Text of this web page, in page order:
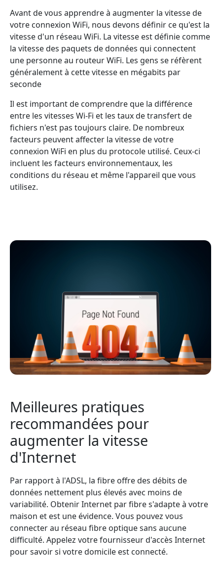
Avant de vous apprendre à augmenter la vitesse de
votre connexion WiFi, nous devons définir ce qu'est la
vitesse d'un réseau WiFi. La vitesse est définie comme
la vitesse des paquets de données qui connectent
une personne au routeur WiFi. Les gens se réfèrent
généralement à cette vitesse en mégabits par
seconde
Il est important de comprendre que la différence
entre les vitesses Wi-Fi et les taux de transfert de
fichiers n'est pas toujours claire. De nombreux
facteurs peuvent affecter la vitesse de votre
connexion WiFi en plus du protocole utilisé. Ceux-ci
incluent les facteurs environnementaux, les
conditions du réseau et même l'appareil que vous
utilisez.
Meilleures pratiques
recommandées pour
augmenter la vitesse
d'Internet
Par rapport à l'ADSL, la fibre offre des débits de
données nettement plus élevés avec moins de
variabilité. Obtenir Internet par fibre s'adapte à votre
maison et est une évidence. Vous pouvez vous
connecter au réseau fibre optique sans aucune
difficulté. Appelez votre fournisseur d'accès Internet
pour savoir si votre domicile est connecté.